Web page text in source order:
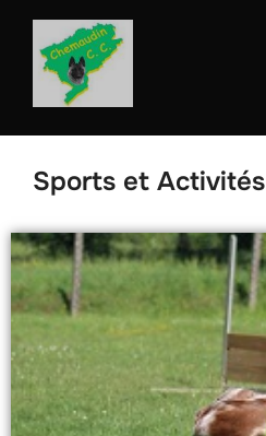
Sports et Activités